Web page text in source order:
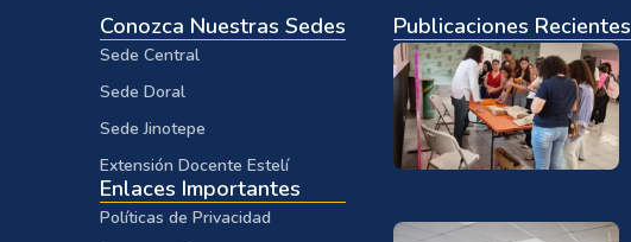
Conozca Nuestras Sedes
Sede Central
Sede Doral
Sede Jinotepe
Extensión Docente Estelí
Enlaces Importantes
Políticas de Privacidad
Publicaciones Recientes